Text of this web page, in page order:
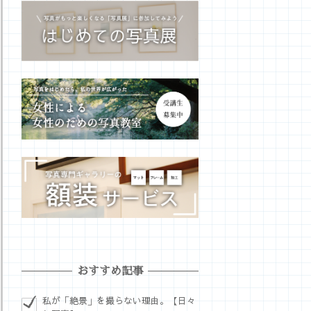
おすすめ記事
私が「絶景」を撮らない理由。【日々